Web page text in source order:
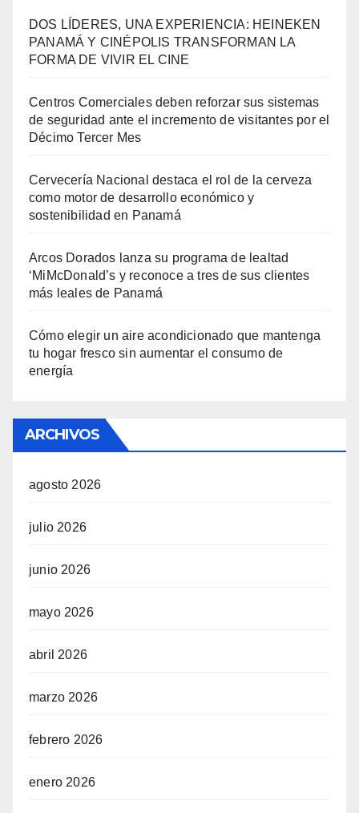
DOS LÍDERES, UNA EXPERIENCIA: HEINEKEN
PANAMÁ Y CINÉPOLIS TRANSFORMAN LA
FORMA DE VIVIR EL CINE
Centros Comerciales deben reforzar sus sistemas
de seguridad ante el incremento de visitantes por el
Décimo Tercer Mes
Cervecería Nacional destaca el rol de la cerveza
como motor de desarrollo económico y
sostenibilidad en Panamá
Arcos Dorados lanza su programa de lealtad
‘MiMcDonald’s y reconoce a tres de sus clientes
más leales de Panamá
Cómo elegir un aire acondicionado que mantenga
tu hogar fresco sin aumentar el consumo de
energía
ARCHIVOS
agosto 2026
julio 2026
junio 2026
mayo 2026
abril 2026
marzo 2026
febrero 2026
enero 2026